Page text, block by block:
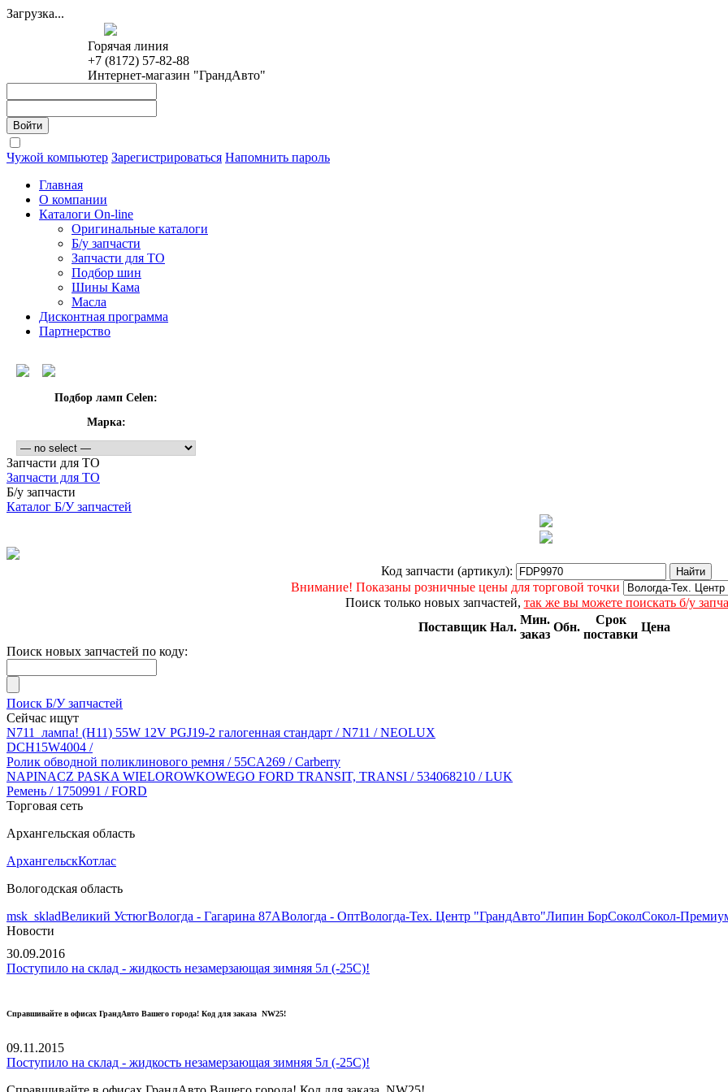
Загрузка...
Горячая линия
+7 (8172) 57-82-88
Интернет-магазин "ГрандАвто"
Чужой компьютер Зарегистрироваться Напомнить пароль
Главная
О компании
Каталоги On-line
Оригинальные каталоги
Б/у запчасти
Запчасти для ТО
Подбор шин
Шины Кама
Масла
Дисконтная программа
Партнерство
Подбор ламп Celen:
Марка:
Запчасти для ТО
Запчасти для ТО
Б/у запчасти
Каталог Б/У запчастей
Код запчасти (артикул):
Внимание! Показаны розничные цены для торговой точки
Поиск только новых запчастей, так же вы можете поискать б/у
Поставщик Нал.
Мин.
заказ
Обн.
Срок
поставки
Цена
Поиск новых запчастей по коду:
Поиск Б/У запчастей
Сейчас ищут
N711_лампа! (H11) 55W 12V PGJ19-2 галогенная стандарт / N711 / NEOLUX
DCH15W4004 /
Ролик обводной поликлинового ремня / 55CA269 / Carberry
NAPINACZ PASKA WIELOROWKOWEGO FORD TRANSIT, TRANSI / 534068210 / LUK
Ремень / 1750991 / FORD
Торговая сеть
Архангельская область
АрхангельскКотлас
Вологодская область
msk_skladВеликий УстюгВологда - Гагарина 87АВологда - ОптВологда-Тех. Центр "ГрандАвто"Липин БорСоколСокол-
Новости
30.09.2016
Поступило на склад - жидкость незамерзающая зимняя 5л (-25С)!
Справшивайте в офисах ГрандАвто Вашего города! Код для заказа NW25!
09.11.2015
Поступило на склад - жидкость незамерзающая зимняя 5л (-25С)!